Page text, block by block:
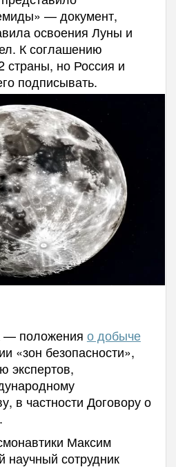
— документ,
освоения Луны и
К соглашению
страны, но Россия и
подписывать.
— положения о добыче
«зон безопасности»,
экспертов,
в частности Договору о
Максим
научный сотрудник